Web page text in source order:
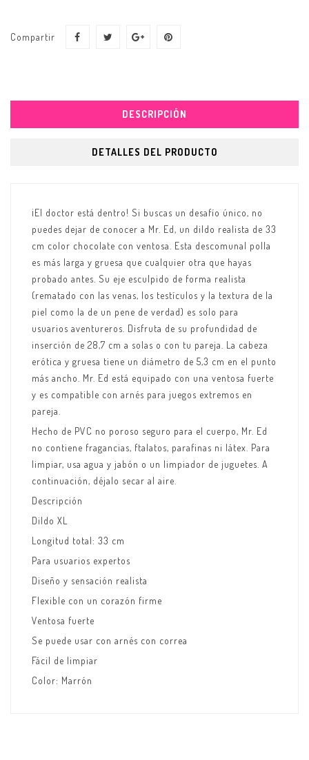
Compartir
DESCRIPCIÓN
DETALLES DEL PRODUCTO
¡El doctor está dentro! Si buscas un desafío único, no
puedes dejar de conocer a Mr. Ed, un dildo realista de 33
cm color chocolate con ventosa. Esta descomunal polla
es más larga y gruesa que cualquier otra que hayas
probado antes. Su eje esculpido de forma realista
(rematado con las venas, los testículos y la textura de la
piel como la de un pene de verdad) es solo para
usuarios aventureros. Disfruta de su profundidad de
inserción de 28,7 cm a solas o con tu pareja. La cabeza
erótica y gruesa tiene un diámetro de 5,3 cm en el punto
más ancho. Mr. Ed está equipado con una ventosa fuerte
y es compatible con arnés para juegos extremos en
pareja.
Hecho de PVC no poroso seguro para el cuerpo, Mr. Ed
no contiene fragancias, ftalatos, parafinas ni látex. Para
limpiar, usa agua y jabón o un limpiador de juguetes. A
continuación, déjalo secar al aire.
Descripción
Dildo XL
Longitud total: 33 cm
Para usuarios expertos
Diseño y sensación realista
Flexible con un corazón firme
Ventosa fuerte
Se puede usar con arnés con correa
Fácil de limpiar
Color: Marrón